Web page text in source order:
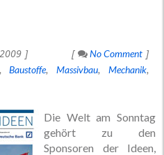
No Comment
Baustoffe Massivbau
Mechanik
Die Welt am Sonntag
gehört zu den
Sponsoren der Ideen,